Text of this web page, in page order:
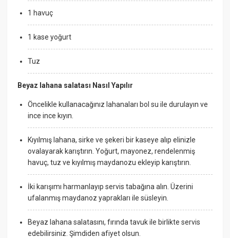
1 havuç
1 kase yoğurt
Tuz
Beyaz lahana salatası Nasıl Yapılır
Öncelikle kullanacağınız lahanaları bol su ile durulayın ve
ince ince kıyın.
Kıyılmış lahana, sirke ve şekeri bir kaseye alıp elinizle
ovalayarak karıştırın. Yoğurt, mayonez, rendelenmiş
havuç, tuz ve kıyılmış maydanozu ekleyip karıştırın.
İki karışımı harmanlayıp servis tabağına alın. Üzerini
ufalanmış maydanoz yaprakları ile süsleyin.
Beyaz lahana salatasını, fırında tavuk ile birlikte servis
edebilirsiniz. Şimdiden afiyet olsun.